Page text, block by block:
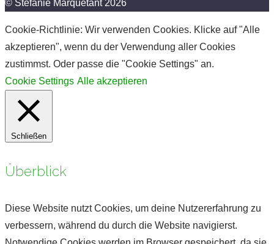
© Stefanie Marquetant 2026
Cookie-Richtlinie: Wir verwenden Cookies. Klicke auf "Alle
akzeptieren", wenn du der Verwendung aller Cookies
zustimmst. Oder passe die "Cookie Settings" an.
Cookie Settings Alle akzeptieren
Schließen
Überblick
Diese Website nutzt Cookies, um deine Nutzererfahrung zu
verbessern, während du durch die Website navigierst.